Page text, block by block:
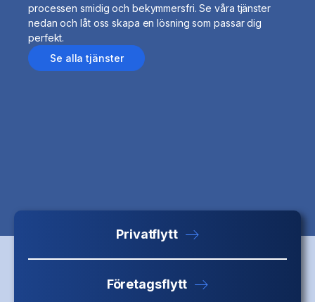
processen smidig och bekymmersfri. Se våra tjänster
nedan och låt oss skapa en lösning som passar dig
perfekt.
Se alla tjänster
Privatflytt
Företagsflytt